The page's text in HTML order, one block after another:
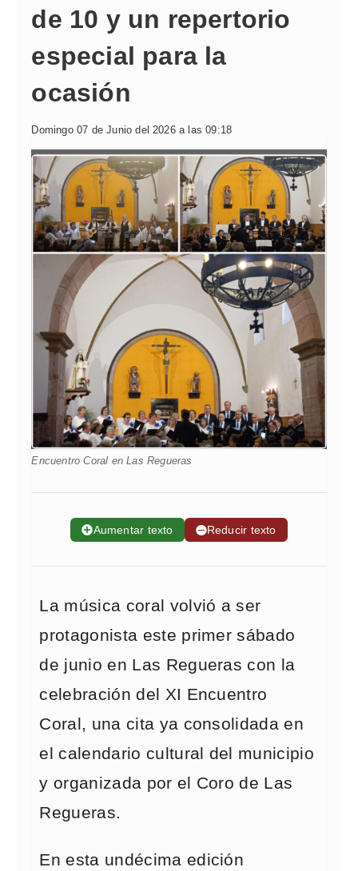
de 10 y un repertorio
especial para la
ocasión
Domingo 07 de Junio del 2026 a las 09:18
Encuentro Coral en Las Regueras
➕Aumentar texto ➖Reducir texto
La música coral volvió a ser
protagonista este primer sábado
de junio en Las Regueras con la
celebración del XI Encuentro
Coral, una cita ya consolidada en
el calendario cultural del municipio
y organizada por el Coro de Las
Regueras.
En esta undécima edición